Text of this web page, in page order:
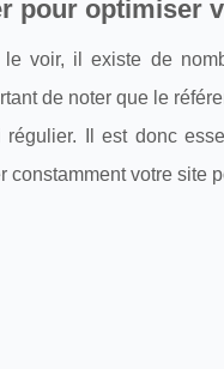
pour optimiser
voir, il existe de
de noter que le
Il est donc
constamment votre site